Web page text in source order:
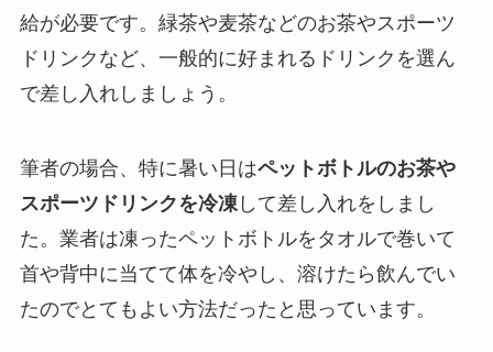
給が必要です。緑茶や麦茶などのお茶やスポーツ
ドリンクなど、一般的に好まれるドリンクを選ん
で差し入れしましょう。
筆者の場合、特に暑い日はペットボトルのお茶や
スポーツドリンクを冷凍して差し入れをしまし
た。業者は凍ったペットボトルをタオルで巻いて
首や背中に当てて体を冷やし、溶けたら飲んでい
たのでとてもよい方法だったと思っています。